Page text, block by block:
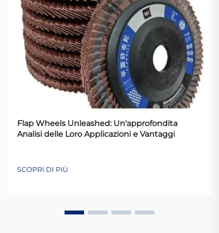
Flap Wheels Unleashed: Un'approfondita
Analisi delle Loro Applicazioni e Vantaggi
SCOPRI DI PIÙ